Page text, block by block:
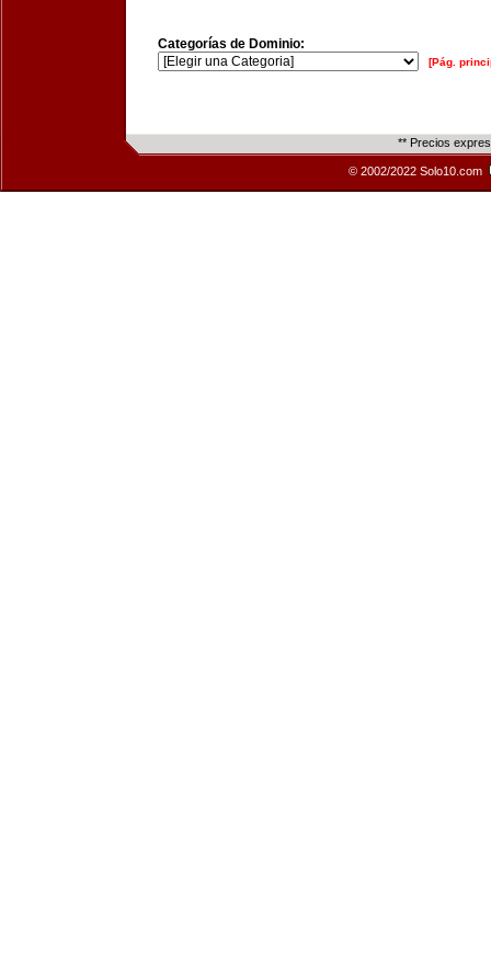
Categorías de Dominio:
[Pág.
** Precios
© 2002/2022 Solo10.com